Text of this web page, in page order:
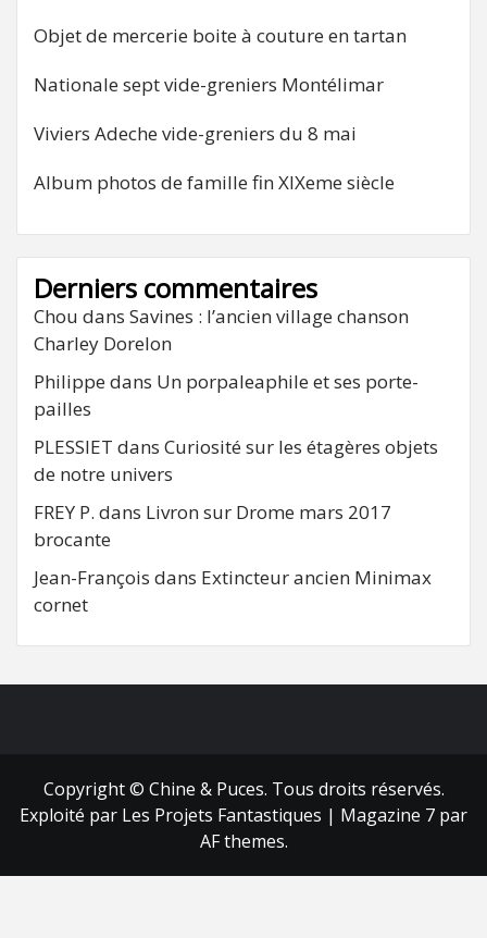
Objet de mercerie boite à couture en tartan
Nationale sept vide-greniers Montélimar
Viviers Adeche vide-greniers du 8 mai
Album photos de famille fin XIXeme siècle
Derniers commentaires
Chou dans Savines : l’ancien village chanson
Charley Dorelon
Philippe dans Un porpaleaphile et ses porte-
pailles
PLESSIET dans Curiosité sur les étagères objets
de notre univers
FREY P. dans Livron sur Drome mars 2017
brocante
Jean-François dans Extincteur ancien Minimax
cornet
Copyright © Chine & Puces. Tous droits réservés.
Exploité par Les Projets Fantastiques | Magazine 7 par
AF themes.